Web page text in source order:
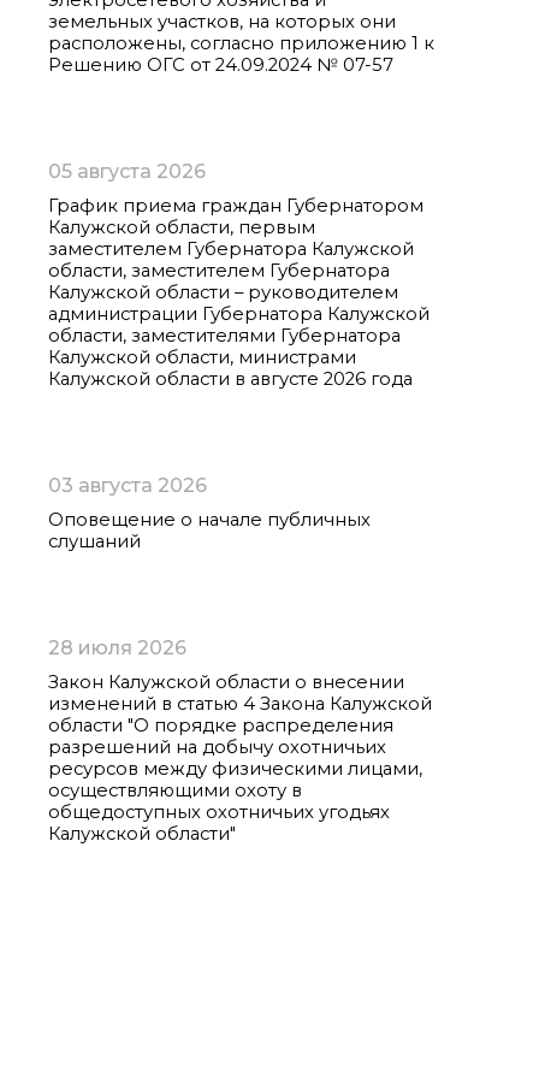
земельных участков, на которых они
расположены, согласно приложению 1 к
Решению ОГС от 24.09.2024 № 07-57
05 августа 2026
График приема граждан Губернатором
Калужской области, первым
заместителем Губернатора Калужской
области, заместителем Губернатора
Калужской области – руководителем
администрации Губернатора Калужской
области, заместителями Губернатора
Калужской области, министрами
Калужской области в августе 2026 года
03 августа 2026
Оповещение о начале публичных
слушаний
28 июля 2026
Закон Калужской области о внесении
изменений в статью 4 Закона Калужской
области "О порядке распределения
разрешений на добычу охотничьих
ресурсов между физическими лицами,
осуществляющими охоту в
общедоступных охотничьих угодьях
Калужской области"